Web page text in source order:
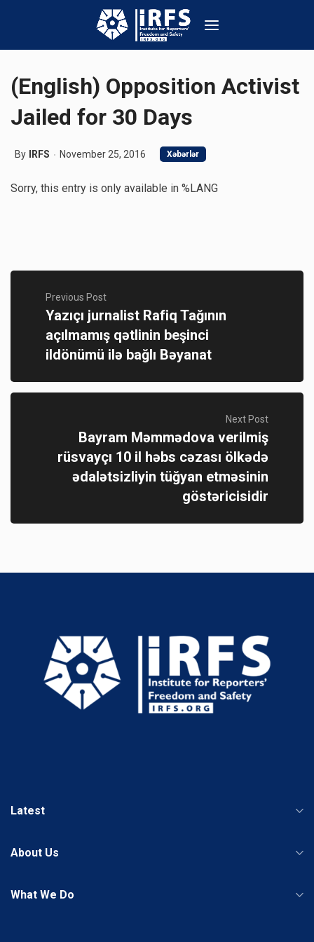
(English) Opposition Activist
Jailed for 30 Days
By IRFS November 25, 2016 Xəbərlər
Sorry, this entry is only available in %LANG
Previous Post
Yazıçı jurnalist Rafiq Tağının
açılmamış qətlinin beşinci
ildönümü ilə bağlı Bəyanat
Next Post
Bayram Məmmədova verilmiş
rüsvayçı 10 il həbs cəzası ölkədə
ədalətsizliyin tüğyan etməsinin
göstəricisidir
Latest
About Us
What We Do